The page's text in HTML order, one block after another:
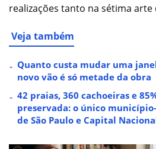
realizações tanto na sétima
Veja também
Quanto custa mudar uma
novo vão é só metade da obra
42 praias, 360 cachoeiras e
preservada: o único
de São Paulo e Capital